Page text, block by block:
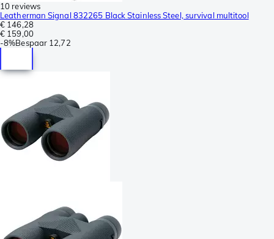
10 reviews
Leatherman Signal 832265 Black Stainless Steel, survival multitool
€ 146,28
€ 159,00
-8%Bespaar 12,72